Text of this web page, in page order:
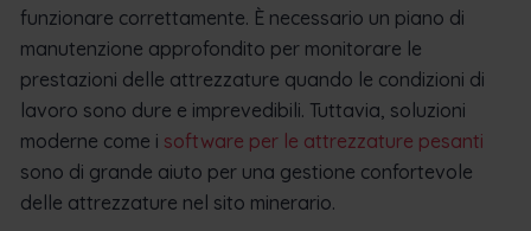
funzionare correttamente. È necessario un piano di
manutenzione approfondito per monitorare le
prestazioni delle attrezzature quando le condizioni di
lavoro sono dure e imprevedibili. Tuttavia, soluzioni
moderne come i software per le attrezzature pesanti
sono di grande aiuto per una gestione confortevole
delle attrezzature nel sito minerario.